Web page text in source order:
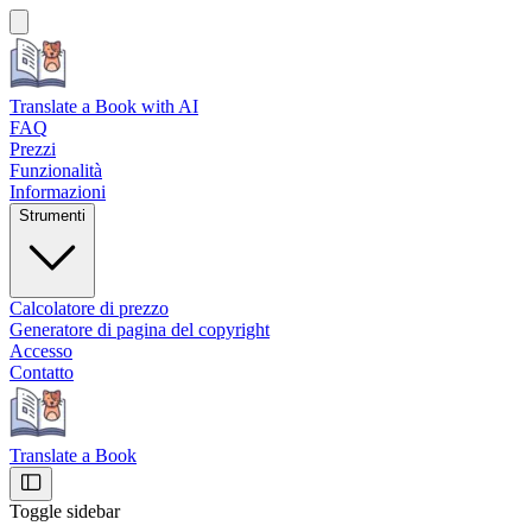
Translate a Book with AI
FAQ
Prezzi
Funzionalità
Informazioni
Strumenti
Calcolatore di prezzo
Generatore di pagina del copyright
Accesso
Contatto
Translate a Book
Toggle sidebar